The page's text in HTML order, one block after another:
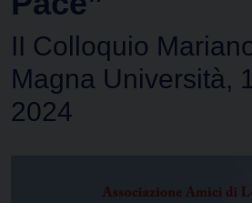
II Colloquio
Magna Università,
2024